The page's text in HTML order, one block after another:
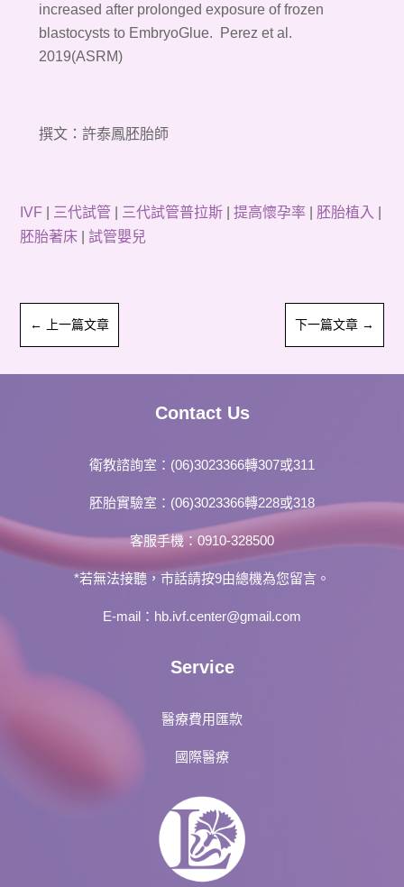
increased after prolonged exposure offrozen
blastocysts to EmbryoGlue. Perez et al.
2019(ASRM)
撰文： 許泰鳳胚胎師
IVF 三代試管 三代試管普拉斯 |提高懷孕率 胚胎植入
胚胎著床 |試管嬰兒
← 上一篇文章 下一篇文章→
Contact Us
衛教諮詢室： (06)3023366轉307或311
胚胎實驗室： (06)3023366轉228或318
客服手機： 0910-328500
*若無法接聽，市話請按9由總機為您留言。
E-mail： hb.ivf.center@gmail.com
Service
醫療費用匯款
國際醫療